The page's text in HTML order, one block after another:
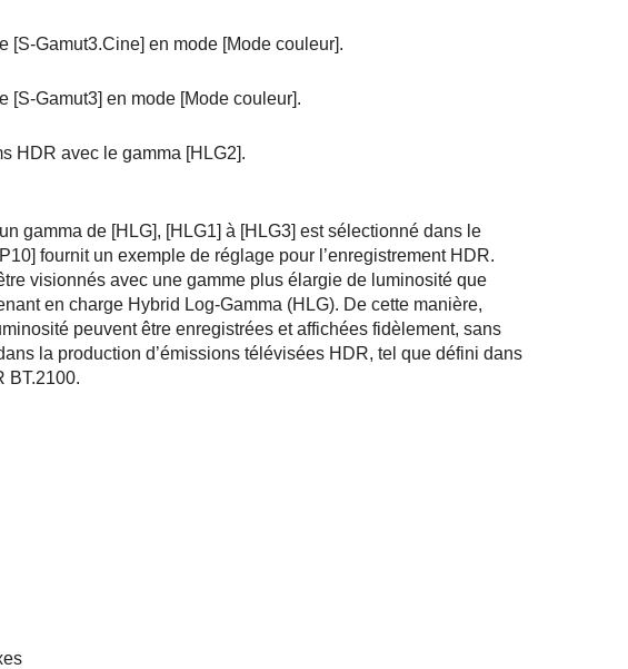
[S-Gamut3.Cine] en mode [Mode couleur].
[S-Gamut3] en mode [Mode couleur].
HDR avec le gamma [HLG2].
gamma de [HLG], [HLG1] à [HLG3] est sélectionné dans le
fournit un exemple de réglage pour l’enregistrement HDR.
visionnés avec une gamme plus élargie de luminosité que
en charge Hybrid Log-Gamma (HLG). De cette manière,
peuvent être enregistrées et affichées fidèlement, sans
la production d’émissions télévisées HDR, tel que défini dans
BT.2100.